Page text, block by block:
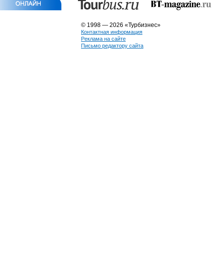
© 1998 — 2026 «Турбизнес»
Контактная информация
Реклама на сайте
Письмо редактору сайта